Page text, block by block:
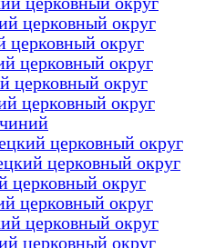
церковный округ
церковный округ
церковный округ
церковный округ
церковный округ
церковный округ
церковный округ
церковный округ
церковный округ
церковный округ
церковный округ